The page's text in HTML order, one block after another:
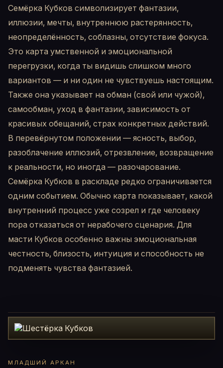
Семёрка Кубков символизирует фантазии,
иллюзии, мечты, внутреннюю растерянность,
неопределённость, соблазны, отсутствие фокуса.
Это карта умственной и эмоциональной
перегрузки, когда ты видишь слишком много
вариантов — и ни один не чувствуешь настоящим.
Также она указывает на обман (свой или чужой),
самообман, уход в фантазии, зависимость от
красивых обещаний, страх конкретных действий.
В перевёрнутом положении — ясность, выбор,
разоблачение иллюзий, отрезвление, возвращение
к реальности, но иногда — разочарование.
Семёрка Кубков в раскладе редко ограничивается
одним событием. Обычно карта показывает, какой
внутренний процесс уже созрел и где человеку
пора отказаться от нерабочего сценария. Для
масти Кубков особенно важны эмоциональная
честность, близость, интуиция и способность не
подменять чувства фантазией.
МЛАДШИЙ АРКАН